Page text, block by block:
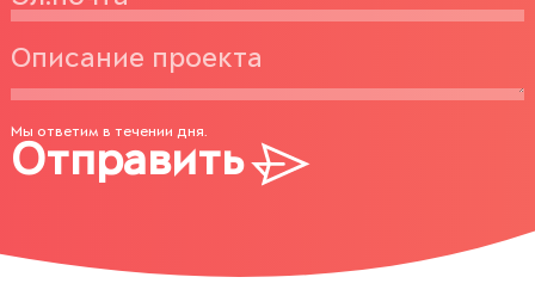
Мы ответим в течении дня.
Отправить